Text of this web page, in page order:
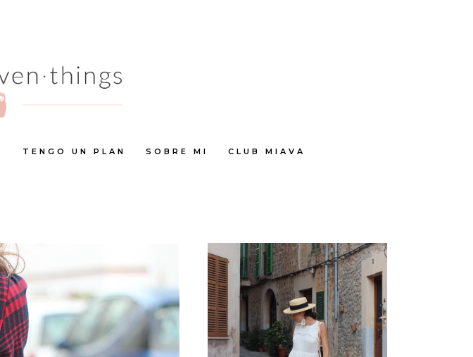
TENGO UN PLAN SOBRE MI CLUB MIAVA